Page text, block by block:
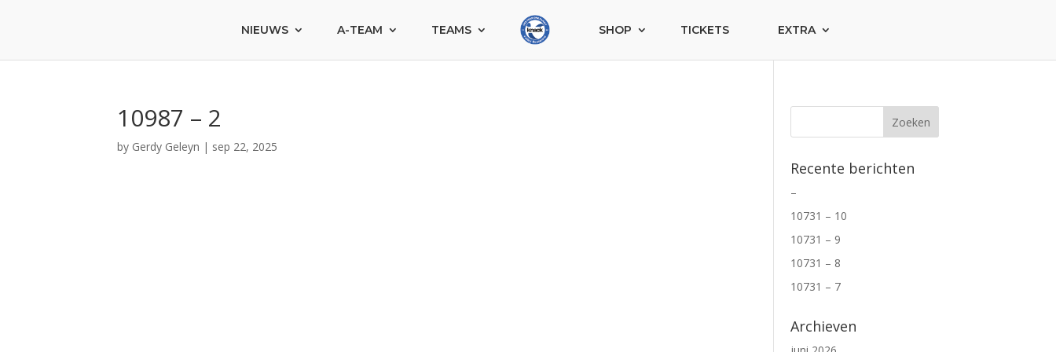
NIEUWS A-TEAM TEAMS SHOP TICKETS EXTRA
10987 – 2
by Gerdy Geleyn | sep 22, 2025
Recente berichten
–
10731 – 10
10731 – 9
10731 – 8
10731 – 7
Archieven